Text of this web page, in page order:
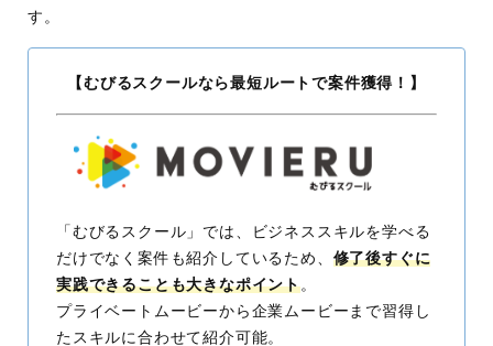
す。
【むびるスクールなら最短ルートで案件獲得！】
「むびるスクール」では、ビジネススキルを学べる
だけでなく案件も紹介しているため、 修了後すぐに
実践できることも大きなポイント。
プライベートムービーから企業ムービーまで習得し
たスキルに合わせて紹介可能。